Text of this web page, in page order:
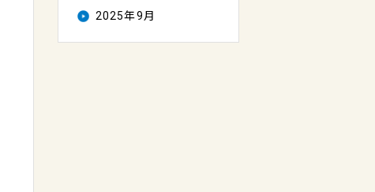
2025年9月